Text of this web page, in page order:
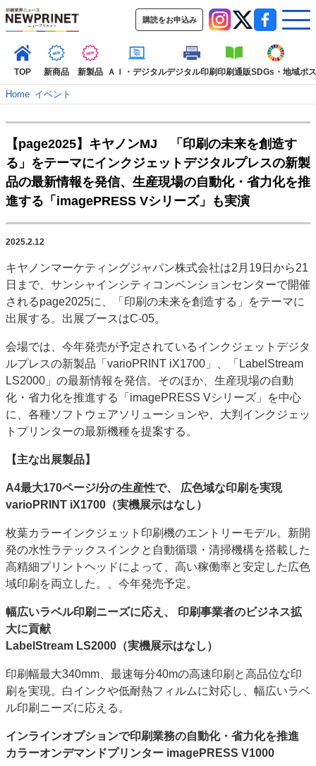
購読をお申込み
TOP 新商品 新製品 ＡＩ・デジタルデジタル印刷印刷通販SDGs・地域ポ
TOP
新着記事 特集記事
動画コンテンツ
インタビュー
コレクション
カテゴリー一覧
新商品 新製品 ＡＩ・デジタル デジタル印刷
印刷通販
SDGs・地域
人事・移転・異動・訃報
特集記事カテゴリー一覧
2022 見える化・MIS特集
JAPAN PACK 2023 特集
中古印刷機・製本機特集
2022 検査・校正特集
特集・デジタル印刷 ～ 新成長軌道を描く
案内
発刊案内
JFPI印刷用語集 印刷機材年鑑
お問い合わせ
Home–イベント
【page2025】キヤノンMJ 「印刷の未来を創造す
る」をテーマにインクジェットデジタルプレスの新製
品の最新情報を発信、生産現場の自動化・省力化を推
進する「imagePRESS Vシリーズ」も実演
2025.2.12
キヤノンマーケティングジャパン株式会社は2月19日から21
日まで、サンシャインシティコンベンションセンターで開催
されるpage2025に、「印刷の未来を創造する」をテーマに
出展する。出展ブースはC-05。
会場では、今年発売が予定されているインクジェットデジタ
ルプレスの新製品「varioPRINT iX1700」、「LabelStream
LS2000」の最新情報を発信。そのほか、生産現場の自動
化・省力化を推進する「imagePRESS Vシリーズ」を中心
に、各種ソフトウェアソリューションや、大判インクジェッ
トプリンターの最新機種を提案する。
【主な出展製品】
A4最大170ページ/分の生産性で、 広色域な印刷を実現
varioPRINT iX1700（実機展示はなし）
枚葉カラーインクジェット印刷機のエントリーモデル。新開
発の水性ラテックスインクと自動循環・清掃機構を搭載した
高精細プリントヘッドによって、高い稼働率と安定した広色
域印刷を両立した。、今年発売予定。
幅広いラベル印刷ニーズに応え、 印刷事業者のビジネス拡
大に貢献
LabelStream LS2000（実機展示はなし）
印刷幅最大340mm、最速毎分40mの高速印刷と高品位な印
刷を実現。白インクや低耐熱フィルムに対応し、幅広いラベ
ル印刷ニーズに応える。
インラインオプションで印刷業務の自動化・省力化を推進
カラーオンデマンドプリンター imagePRESS V1000